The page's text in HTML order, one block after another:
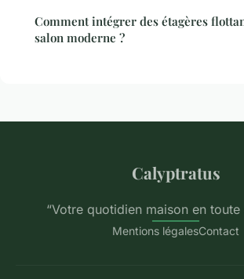
Comment intégrer des étagères
salon moderne ?
Calyptratus
“Votre quotidien maison en
Mentions légalesContact